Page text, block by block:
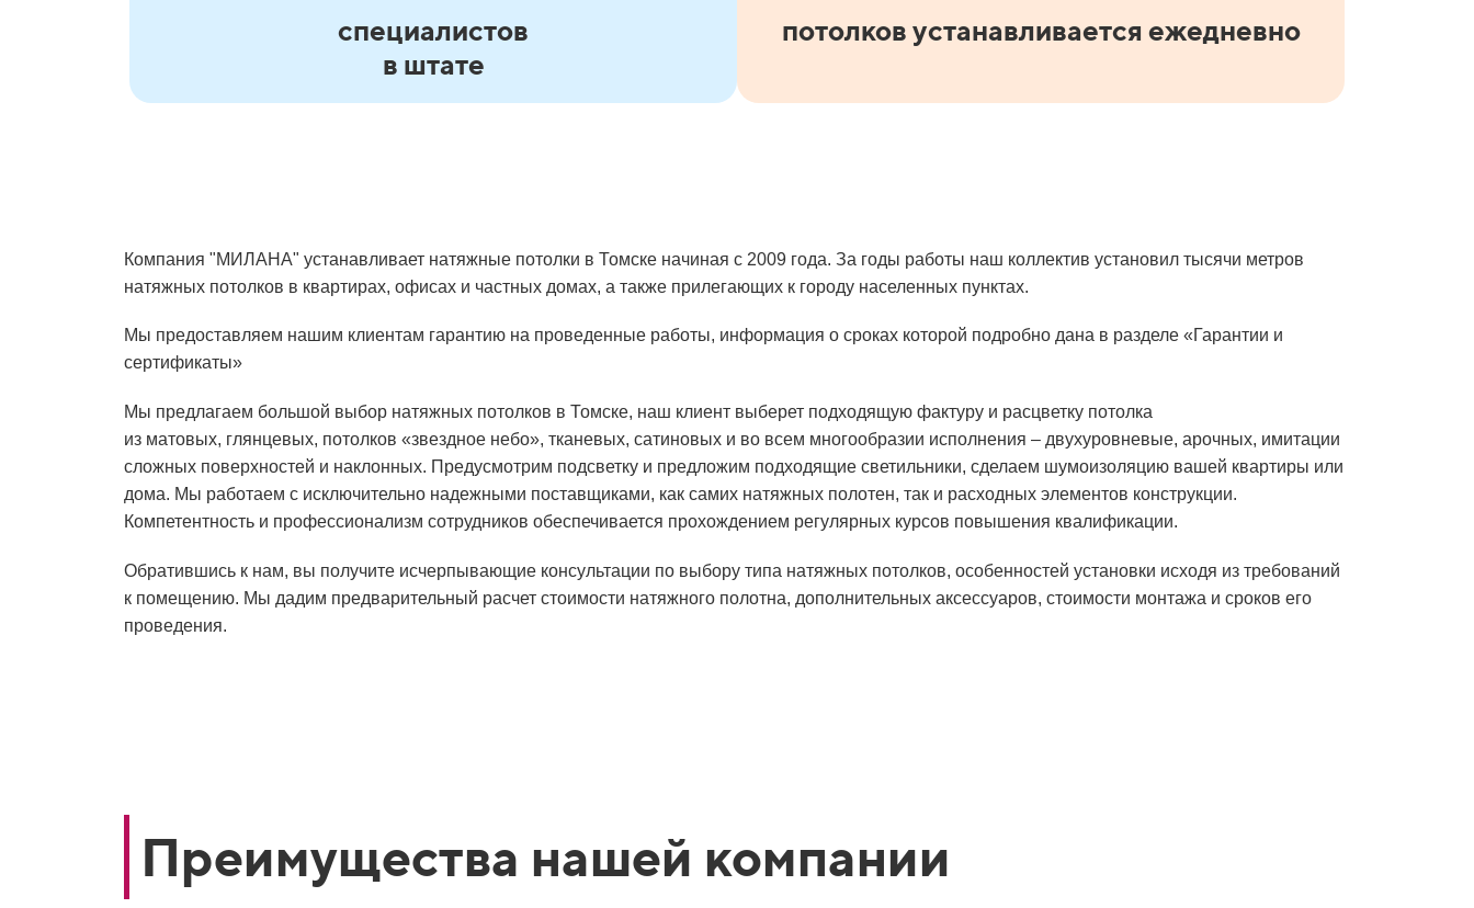
специалистов
в штате
потолков устанавливается ежедневно
Компания "МИЛАНА" устанавливает натяжные потолки в Томске начиная с 2009 года. За годы работы наш коллектив установил тысячи метров
натяжных потолков в квартирах, офисах и частных домах, а также прилегающих к городу населенных пунктах.
Мы предоставляем нашим клиентам гарантию на проведенные работы, информация о сроках которой подробно дана в разделе «Гарантии и
сертификаты»
Мы предлагаем большой выбор натяжных потолков в Томске, наш клиент выберет подходящую фактуру и расцветку потолка
из матовых, глянцевых, потолков «звездное небо», тканевых, сатиновых и во всем многообразии исполнения – двухуровневые, арочных, имитации
сложных поверхностей и наклонных. Предусмотрим подсветку и предложим подходящие светильники, сделаем шумоизоляцию вашей квартиры или
дома. Мы работаем с исключительно надежными поставщиками, как самих натяжных полотен, так и расходных элементов конструкции.
Компетентность и профессионализм сотрудников обеспечивается прохождением регулярных курсов повышения квалификации.
Обратившись к нам, вы получите исчерпывающие консультации по выбору типа натяжных потолков, особенностей установки исходя из требований
к помещению. Мы дадим предварительный расчет стоимости натяжного полотна, дополнительных аксессуаров, стоимости монтажа и сроков его
проведения.
Преимущества нашей компании